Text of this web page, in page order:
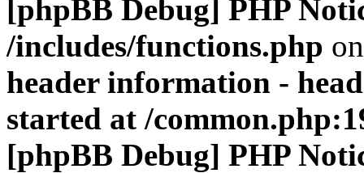
[phpBB Debug] PHP
/includes/functions.php
header information -
started at /
[phpBB Debug] PHP